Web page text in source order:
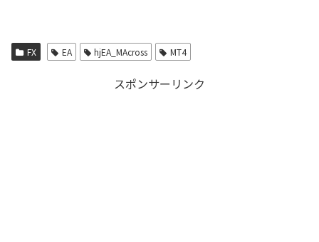
FX EA hjEA_MAcross MT4
スポンサーリンク